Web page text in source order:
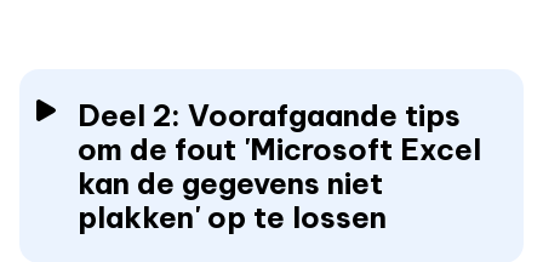
Deel 2: Voorafgaande tips
om de fout 'Microsoft Excel
kan de gegevens niet
plakken' op te lossen